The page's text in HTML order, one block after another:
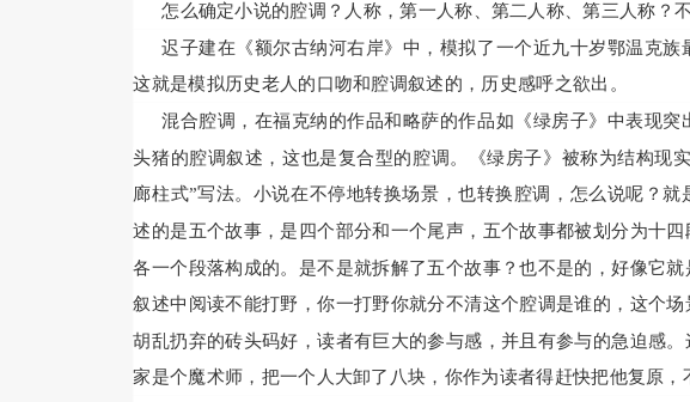
怎么确定小说的腔调？人称，第一人称、第二人称、第三人称？
迟子建在《额尔古纳河右岸》中，模拟了一个近九十岁鄂温克
这就是模拟历史老人的口吻和腔调叙述的，历史感呼之欲出。
混合腔调，在福克纳的作品和略萨的作品如《绿房子》中表现
头猪的腔调叙述，这也是复合型的腔调。《绿房子》被称为结构现
廊柱式”写法。小说在不停地转换场景，也转换腔调，怎么说呢？
述的是五个故事，是四个部分和一个尾声，五个故事都被划分为十
各一个段落构成的。是不是就拆解了五个故事？也不是的，好像它
叙述中阅读不能打野，你一打野你就分不清这个腔调是谁的，这个
胡乱扔弃的砖头码好，读者有巨大的参与感，并且有参与的急迫感
家是个魔术师，把一个人大卸了八块，你作为读者得赶快把他复原，